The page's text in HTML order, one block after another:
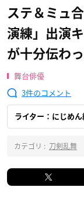
ステ＆ミュ
演練」出演
が十分伝わ
舞台俳優
3
ライター：にじめ
カテゴリ : 刀剣乱舞